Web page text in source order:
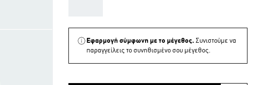
Εφαρμογή σύμφωνη με το μέγεθος. Συνιστούμε να
παραγγείλεις το συνηθισμένο σου μέγεθος.